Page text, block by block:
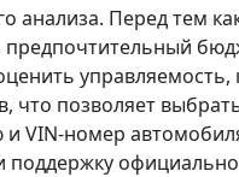
анализа. Перед тем
предпочтительный
что позволяет
VIN-номер